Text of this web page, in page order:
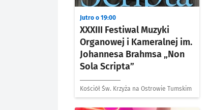
XXXIII Festiwal Muzyki
Organowej i Kameralnej im.
Johannesa Brahmsa „Non
Sola Scripta”
Jutro o 19:00
Kościół Św. Krzyża na Ostrowie Tumskim